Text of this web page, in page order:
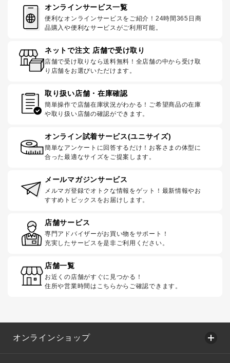
オンラインサービス一覧
便利なオンラインサービスをご紹介！24時間365日商
品購入や便利なサービスがご利用可能。
ネットで注文 店舗で受け取り
店舗で受け取りなら送料無料！全店舗の中から受け取
り店舗をお選びいただけます。
取り扱い店舗・在庫確認
簡単操作で店舗在庫状況がわかる！ご希望商品の在庫
や取り扱い店舗の確認ができます。
オンライン試着サービス(ユニサイズ)
簡単なアンケートに回答するだけ！お客さまの体型に
合った最適なサイズをご提案します。
メールマガジンサービス
メルマガ登録でオトクな情報をゲット！最新情報やお
すすめトピックスをお届けします。
店舗サービス
専門アドバイザーがお買い物をサポート！
充実したサービスを是非ご利用ください。
店舗一覧
お近くの店舗がすぐに見つかる！
住所や営業時間はこちらからご確認できます。
オンラインショップ